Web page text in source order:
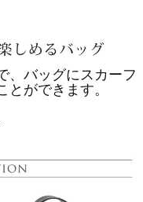
、バッグにスカーフ
ができます。